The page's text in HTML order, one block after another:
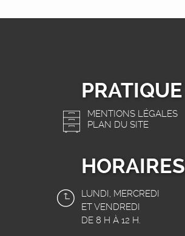
PRATIQUE
MENTIONS LÉGALES
PLAN DU SITE
HORAIRES
LUNDI, MERCREDI
ET VENDREDI
DE 8 H À 12 H.